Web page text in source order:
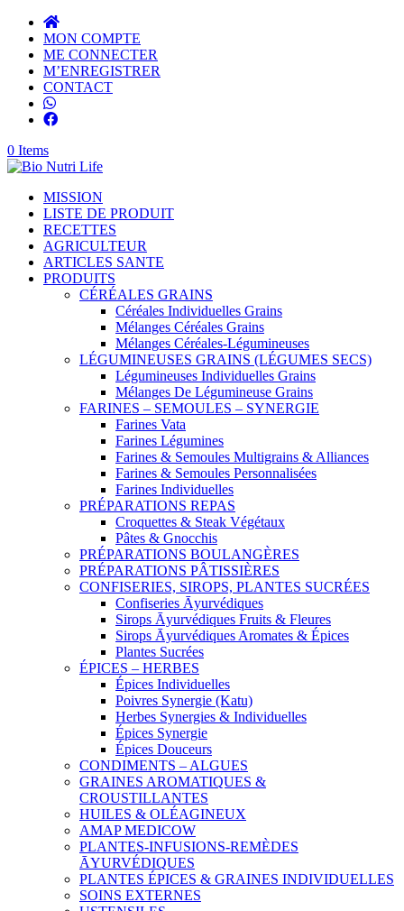
MON COMPTE
ME CONNECTER
M’ENREGISTRER
CONTACT
0 Items
MISSION
LISTE DE PRODUIT
RECETTES
AGRICULTEUR
ARTICLES SANTE
PRODUITS
CÉRÉALES GRAINS
Céréales Individuelles Grains
Mélanges Céréales Grains
Mélanges Céréales-Légumineuses
LÉGUMINEUSES GRAINS (LÉGUMES SECS)
Légumineuses Individuelles Grains
Mélanges De Légumineuse Grains
FARINES – SEMOULES – SYNERGIE
Farines Vata
Farines Légumines
Farines & Semoules Multigrains & Alliances
Farines & Semoules Personnalisées
Farines Individuelles
PRÉPARATIONS REPAS
Croquettes & Steak Végétaux
Pâtes & Gnocchis
PRÉPARATIONS BOULANGÈRES
PRÉPARATIONS PÂTISSIÈRES
CONFISERIES, SIROPS, PLANTES SUCRÉES
Confiseries Āyurvédiques
Sirops Āyurvédiques Fruits & Fleures
Sirops Āyurvédiques Aromates & Épices
Plantes Sucrées
ÉPICES – HERBES
Épices Individuelles
Poivres Synergie (Katu)
Herbes Synergies & Individuelles
Épices Synergie
Épices Douceurs
CONDIMENTS – ALGUES
GRAINES AROMATIQUES &
CROUSTILLANTES
HUILES & OLÉAGINEUX
AMAP MEDICOW
PLANTES-INFUSIONS-REMÈDES
ĀYURVÉDIQUES
PLANTES ÉPICES & GRAINES INDIVIDUELLES
SOINS EXTERNES